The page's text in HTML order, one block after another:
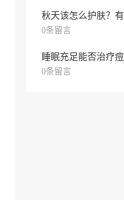
秋天该怎么护肤？有
0条留言
睡眠充足能否治疗痘
0条留言